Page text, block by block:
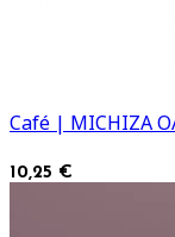
Café | MICHIZA
10,25 €